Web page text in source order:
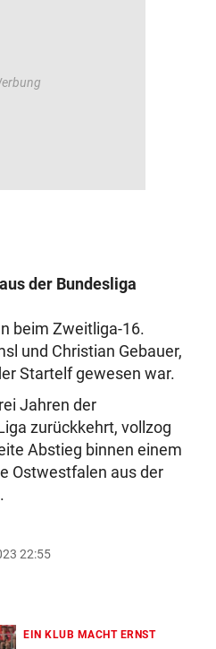
der Bundesliga
beim Zweitliga-16.
und Christian Gebauer,
Startelf gewesen war.
Jahren der
zurückkehrt, vollzog
Abstieg binnen einem
Ostwestfalen aus der
22:55
EIN KLUB MACHT ERNST